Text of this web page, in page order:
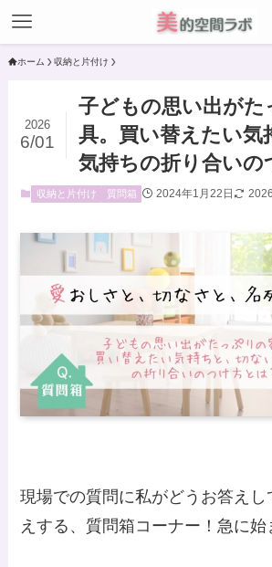
ホーム 収納と片付け
子どもの思い出がた
具。買い替えたい気
気持ちの折り合いの
2026
6/01
収納と片付け 質問箱 2024年1月22日
現場での質問に私がどうお答え
えする、質問箱コーナー！急に始